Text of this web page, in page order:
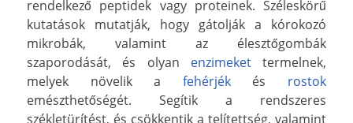
rendelkező peptidek vagy proteinek. Széleskörű
kutatások mutatják, hogy gátolják a kórokozó
mikrobák, valamint az élesztőgombák
szaporodását, és olyan enzimekettermelnek,
melyek növelik a fehérjékés rostok
emészthetőségét. Segítik a rendszeres
székletürítést, és csökkentik a telítettség, valamint